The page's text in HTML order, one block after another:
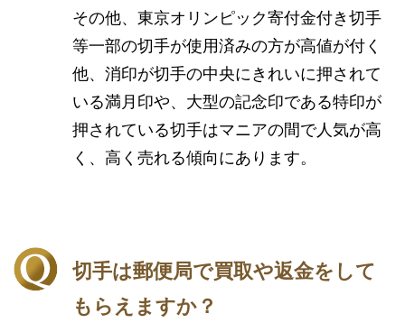
その他、東京オリンピック寄付金付き切手
等一部の切手が使用済みの方が高値が付く
他、消印が切手の中央にきれいに押されて
いる満月印や、大型の記念印である特印が
押されている切手はマニアの間で人気が高
く、高く売れる傾向にあります。
切手は郵便局で買取や返金をして
もらえますか？